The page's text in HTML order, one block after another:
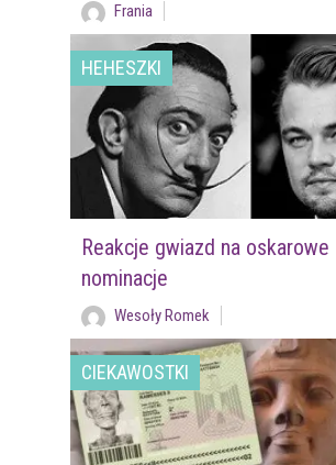
Frania
HEHESZKI
Reakcje gwiazd na oskarowe
nominacje
Wesoły Romek
CIEKAWOSTKI